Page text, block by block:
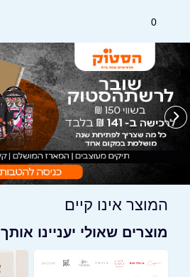
0
המוצר אינו קיים
מוצרים שאולי יעניינו אותך